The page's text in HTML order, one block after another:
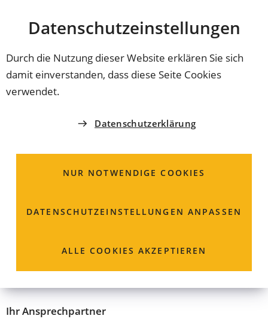
Datenschutz­einstellungen
Durch die Nutzung dieser Website erklären Sie sich
damit einverstanden, dass diese Seite Cookies
verwendet.
Datenschutzerklärung
NUR NOTWENDIGE COOKIES
DATENSCHUTZ­EINSTELLUNGEN ANPASSEN
ALLE COOKIES AKZEPTIEREN
INHALT ANSPRINGEN
Coburg
Nutzen Sie unseren online Service, um Ihre Anträge
vermeiden Wartezeiten und erhalten eine schnelle
Bearbeitung.
Ihr Ansprechpartner